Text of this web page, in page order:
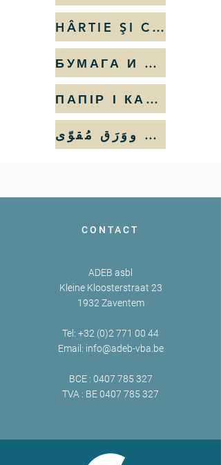
HÂRTIE ŞI CARTON
БУМАГА И КАРТОН
ПАПІР І КАРТОН
وَرَق ووَرَق مُقوّى
CONTACT
ADEB asbl
Kleine Kloosterstraat 23
1932 Zaventem
Tel: +32 (0)2 771 00 44
Email: info@adeb-vba.be
BCE : 0407 785 327
TVA : BE0407 785 327